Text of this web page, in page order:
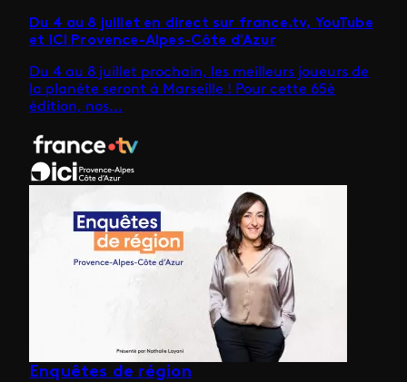
Du 4 au 8 juillet en direct sur france.tv, YouTube
et ICI Provence-Alpes-Côte d'Azur
Du 4 au 8 juillet prochain, les meilleurs joueurs de
la planète seront à Marseille ! Pour cette 65è
édition, nos...
Enquêtes de région